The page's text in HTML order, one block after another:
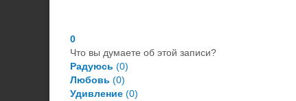
0
Что вы думаете об этой записи?
Радуюсь (0)
Любовь (0)
Удивление (0)